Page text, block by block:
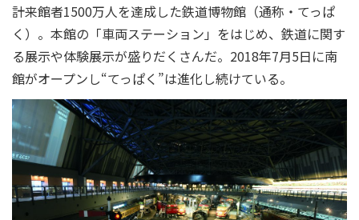
計来館者1500万人を達成した鉄道博物館（通称・てっぱ
く）。本館の「車両ステーション」をはじめ、鉄道に関す
る展示や体験展示が盛りだくさんだ。2018年7月5日に南
館がオープンし“てっぱく”は進化し続けている。